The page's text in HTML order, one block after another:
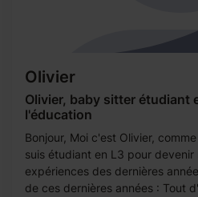
Olivier
Olivier, baby sitter étudiant
l'éducation
Bonjour, Moi c'est Olivier,
suis étudiant en L3 pour devenir
expériences des dernières
de ces dernières années : Tout